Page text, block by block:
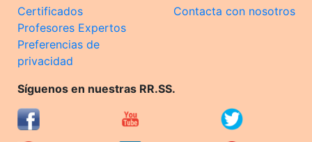
Certificados
Profesores Expertos
Preferencias de
privacidad
Contacta con nosotros
Síguenos en nuestras RR.SS.